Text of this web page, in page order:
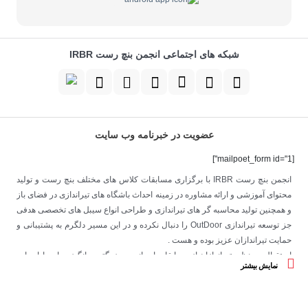
شبکه های اجتماعی انجمن بنچ رست IRBR
عضویت در خبرنامه وب سایت
[mailpoet_form id="1"]
انجمن بنچ رست IRBR با برگزاری مسابقات کلاس های مختلف بنچ رست و تولید
محتوای آموزشی و ارائه مشاوره در زمینه احداث باشگاه های تیراندازی در فضای باز
و همچنین تولید محاسبه گر های تیراندازی و طراحی انواع سیبل های تخصصی هدفی
جز توسعه تیراندازی OutDoor را دنبال نکرده و در این مسیر دلگرم به پشتیبانی و
حمایت تیراندازان عزیز بوده و هست .
استقبال بی نظیر تیراندازان از مسابقات این انجمن بزرگترین انگیزه ما در ادامه این
مسیر خواهد بود .
نمایش بیشتر